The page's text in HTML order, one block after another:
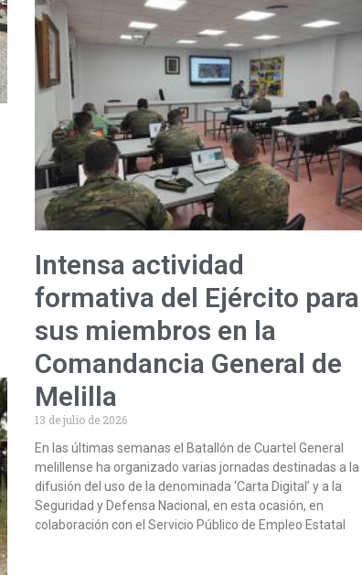
Intensa actividad
formativa del Ejército para
sus miembros en la
Comandancia General de
Melilla
13 de julio de 2026
En las últimas semanas el Batallón de Cuartel General
melillense ha organizado varias jornadas destinadas a la
difusión del uso de la denominada ‘Carta Digital’ y a la
Seguridad y Defensa Nacional, en esta ocasión, en
colaboración con el Servicio Público de Empleo Estatal